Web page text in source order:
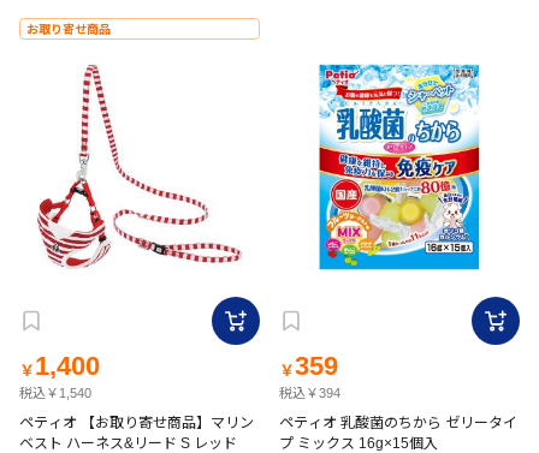
お取り寄せ商品
￥ 1,400
税込￥1,540
ペティオ 【お取り寄せ商品】マリン
ベスト ハーネス&リード S レッド
￥359
税込￥394
ペティオ 乳酸菌のちから ゼリータイ
プ ミックス 16g×15個入